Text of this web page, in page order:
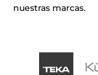
nuestras marcas.